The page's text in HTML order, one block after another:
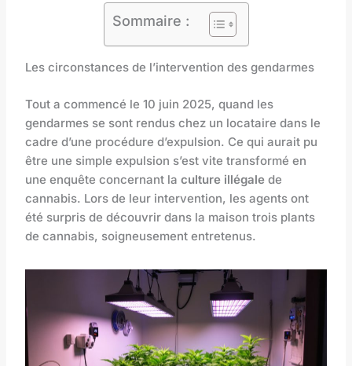
Sommaire :
Les circonstances de l’intervention des gendarmes
Tout a commencé le 10 juin 2025, quand les
gendarmes se sont rendus chez un locataire dans le
cadre d’une procédure d’expulsion. Ce qui aurait pu
être une simple expulsion s’est vite transformé en
une enquête concernant laculture illégale de
cannabis. Lors de leur intervention, les agents ont
été surpris de découvrir dans la maison trois plants
de cannabis, soigneusement entretenus.